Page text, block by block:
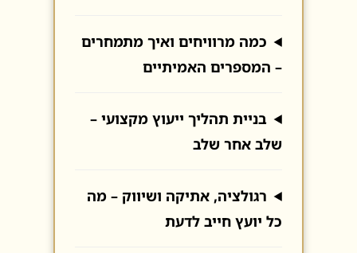
כמה מרוויחים ואיך מתמחרים
– המספרים האמיתיים
בניית תהליך ייעוץ מקצועי –
שלב אחר שלב
רגולציה, אתיקה ושיווק – מה
כל יועץ חייב לדעת